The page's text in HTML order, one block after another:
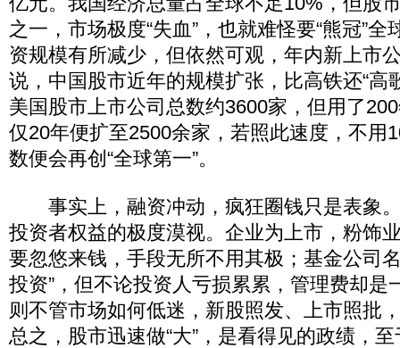
之一，市场极度“失血”，也就难怪要“熊冠”
资规模有所减少，但依然可观，年内新上市
说，中国股市近年的规模扩张，比高铁还“高
美国股市上市公司总数约3600家，但用了
仅20年便扩至2500余家，若照此速度，不用
数便会再创“全球第一”。
事实上，融资冲动，疯狂圈钱只是表象
投资者权益的极度漠视。企业为上市，粉饰
要忽悠来钱，手段无所不用其极；基金公司
投资”，但不论投资人亏损累累，管理费却是
则不管市场如何低迷，新股照发、上市照批
总之，股市迅速做“大”，是看得见的政绩，